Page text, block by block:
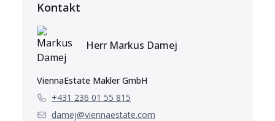
Kontakt
Herr Markus Damej
ViennaEstate Makler GmbH
+431 236 01 55 815
damej@viennaestate.com